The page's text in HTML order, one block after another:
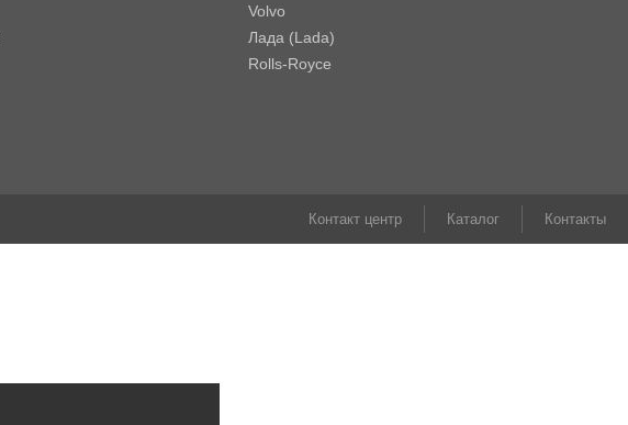
Volvo
Лада (Lada)
Rolls-Royce
Контакт центр Каталог Контакты